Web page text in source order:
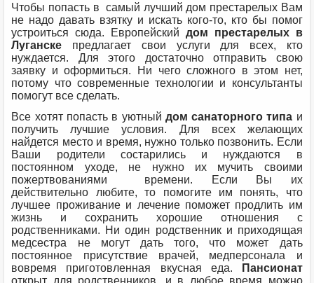
Чтобы попасть в самый лучший дом престарелых Вам
не надо давать взятку и искать кого-то, кто бы помог
устроиться сюда. Европейский дом престарелых в
Луганске предлагает свои услуги для всех, кто
нуждается. Для этого достаточно отправить свою
заявку и оформиться. Ни чего сложного в этом нет,
потому что современные технологии и консультанты
помогут все сделать.
Все хотят попасть в уютный дом санаторного типа и
получить лучшие условия. Для всех желающих
найдется место и время, нужно только позвонить. Если
Ваши родители состарились и нуждаются в
постоянном уходе, не нужно их мучить своими
пожертвованиями времени. Если Вы их
действительно любите, то помогите им понять, что
лучшее проживание и лечение поможет продлить им
жизнь и сохранить хорошие отношения с
родственниками. Ни один родственник и приходящая
медсестра не могут дать того, что может дать
постоянное присутствие врачей, медперсонала и
вовремя приготовленная вкусная еда.
Пансионат
открыт для родственников, и в любое время можно